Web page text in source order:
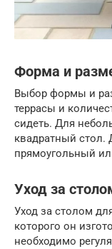
Форма и
Выбор формы и
террасы и
сидеть. Для
квадратный
прямоугольный
Уход за
Уход за столом
которого он
необходимо